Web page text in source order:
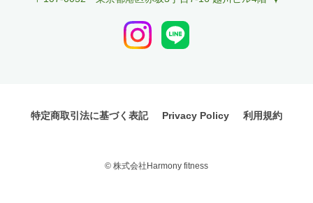
特定商取引法に基づく表記 Privacy Policy 利用規約
© 株式会社Harmony fitness